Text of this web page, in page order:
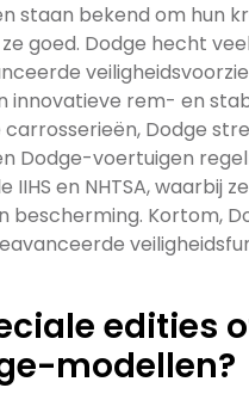
staan bekend om hun
goed. Dodge hecht
innovatieve rem- en
Dodge
Dodge-voertuigen
IIHS en NHTSA,
bescherming. Kortom,
edities
modellen?